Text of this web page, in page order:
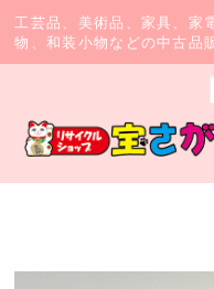
工芸品、美術品、家具、家
物、和装小物などの中古品